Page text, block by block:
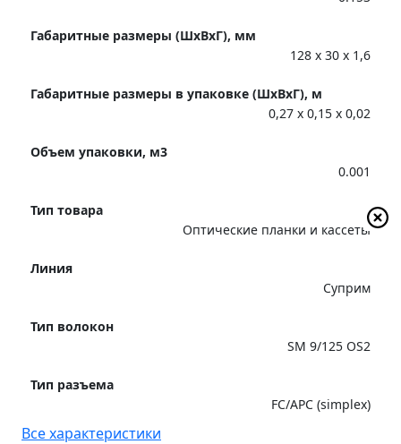
Габаритные размеры (ШхВхГ), мм
128 x 30 x 1,6
Габаритные размеры в упаковке (ШхВхГ), м
0,27 x 0,15 x 0,02
Объем упаковки, м3
0.001
Тип товара
Оптические планки и кассеты
Линия
Суприм
Тип волокон
SM 9/125 OS2
Тип разъема
FC/APC (simplex)
Все характеристики